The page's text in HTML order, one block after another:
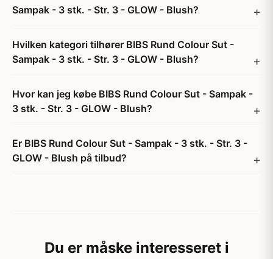
Sampak - 3 stk. - Str. 3 - GLOW - Blush?
Hvilken kategori tilhører BIBS Rund Colour Sut -
Sampak - 3 stk. - Str. 3 - GLOW - Blush?
Hvor kan jeg købe BIBS Rund Colour Sut - Sampak -
3 stk. - Str. 3 - GLOW - Blush?
Er BIBS Rund Colour Sut - Sampak - 3 stk. - Str. 3 -
GLOW - Blush på tilbud?
Du er måske interesseret i